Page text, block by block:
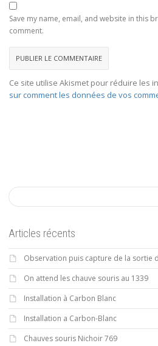
Save my name, email, and website in this
comment.
Ce site utilise Akismet pour réduire les
sur comment les données de vos
Articles récents
Observation puis capture de la sortie
On attend les chauve souris au 1339
Installation à Carbon Blanc
Installation a Carbon-Blanc
Chauves souris Nichoir 769